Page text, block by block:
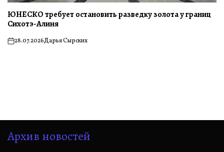
ЮНЕСКО требует остановить разведку золота у границ
Сихотэ-Алиня
on28.07.2026Дарья Сырских
Архив новостей